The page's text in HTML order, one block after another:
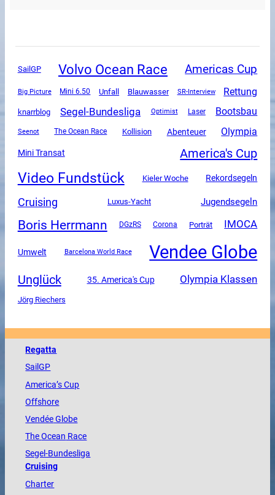
SailGP Volvo Ocean Race Americas Cup
Big Picture Mini 6.50 Unfall Blauwasser SR-Interview Rettung
knarrblog Segel-Bundesliga Optimist Laser Bootsbau
Seenot The Ocean Race Kollision Abenteuer Olympia
Mini Transat America's Cup
Video Fundstück Kieler Woche Rekordsegeln
Cruising Luxus-Yacht Jugendsegeln
Boris Herrmann DGzRS Corona Porträt IMOCA
Umwelt Barcelona World Race Vendee Globe
Unglück 35. America's Cup Olympia Klassen
Jörg Riechers
Regatta
SailGP
America’s Cup
Offshore
VendéeGlobe
TheOcean Race
Segel-Bundesliga
Cruising
Charter